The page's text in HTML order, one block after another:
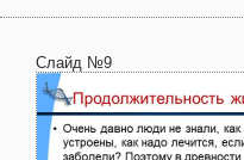
Слайд №9